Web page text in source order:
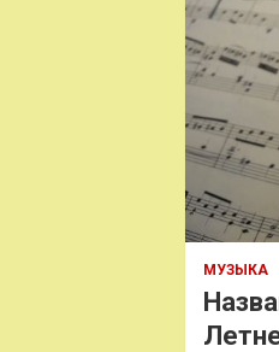
МУЗЫКА